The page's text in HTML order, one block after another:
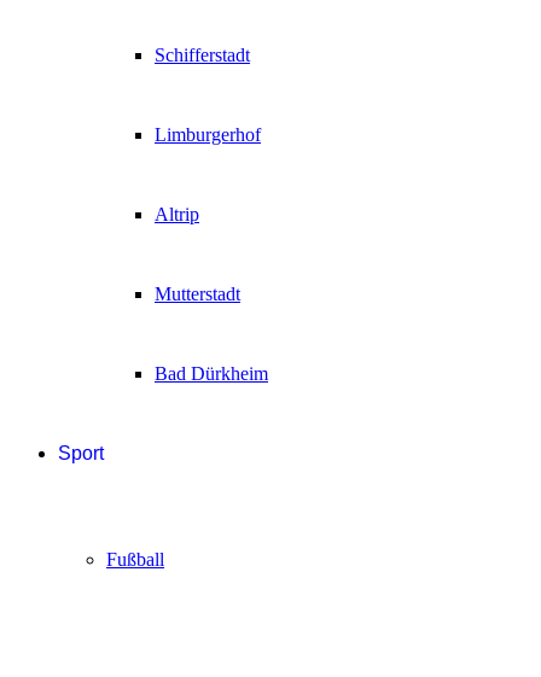
Schifferstadt
Limburgerhof
Altrip
Mutterstadt
Bad Dürkheim
Sport
Fußball